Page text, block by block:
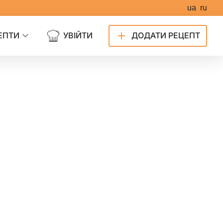
ua ru
УВІЙТИ ДОДАТИ РЕЦЕПТ